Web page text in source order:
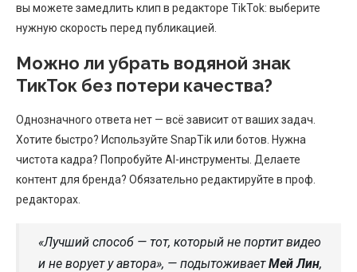
вы можете замедлить клип в редакторе TikTok: выберите
нужную скорость перед публикацией.
Можно ли убрать водяной знак
ТикТок без потери качества?
Однозначного ответа нет — всё зависит от ваших задач.
Хотите быстро? Используйте SnapTik или ботов. Нужна
чистота кадра? Попробуйте AI-инструменты. Делаете
контент для бренда? Обязательно редактируйте в проф.
редакторах.
«Лучший способ — тот, который не портит видео
и не ворует у автора», — подытоживаетМей Лин,